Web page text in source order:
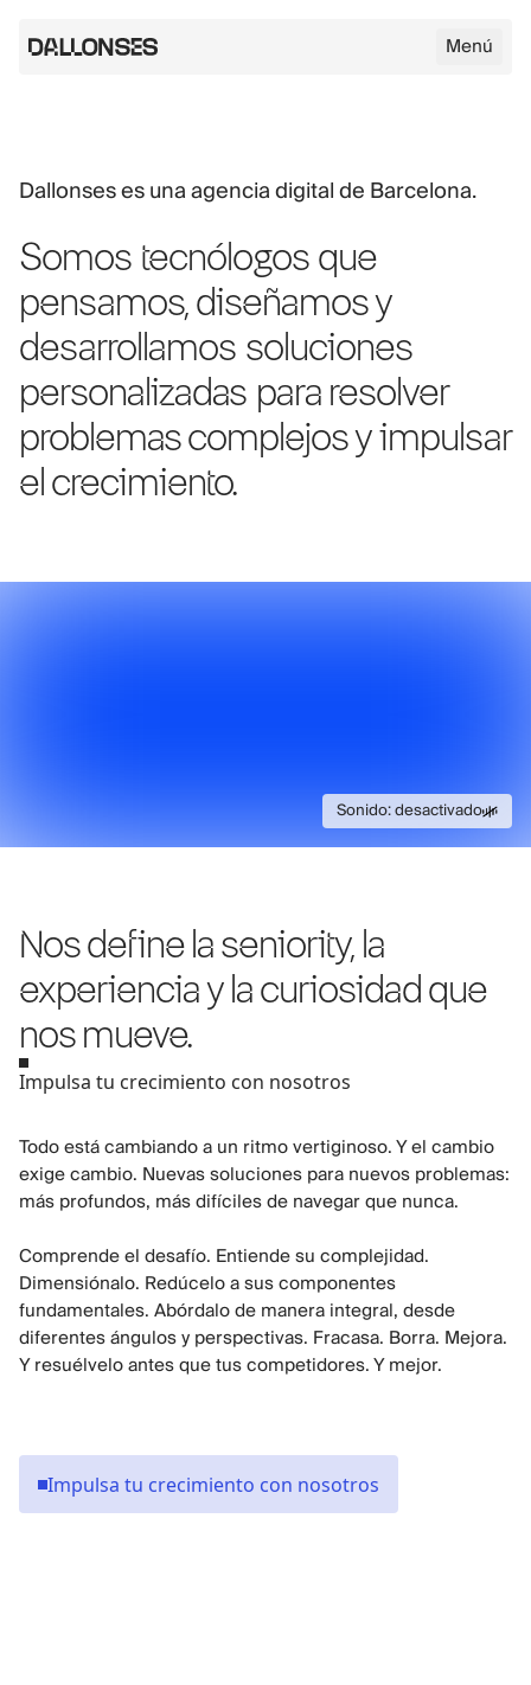
Skip to main content
Menú
Dallonses es una agencia digital de Barcelona.
Somos tecnólogos que
pensamos, diseñamos y
desarrollamos soluciones
personalizadas para resolver
problemas complejos y impulsar
el crecimiento.
Sonido: desactivado
Sonido:
Nos define la seniority, la
experiencia y la curiosidad que
nos mueve.
Impulsa tu crecimiento con nosotros
Todo está cambiando a un ritmo vertiginoso. Y el cambio
exige cambio. Nuevas soluciones para nuevos problemas:
más profundos, más difíciles de navegar que nunca.
Comprende el desafío. Entiende su complejidad.
Dimensiónalo. Redúcelo a sus componentes
fundamentales. Abórdalo de manera integral, desde
diferentes ángulos y perspectivas. Fracasa. Borra. Mejora.
Y resuélvelo antes que tus competidores. Y mejor.
Impulsa tu crecimiento con nosotros